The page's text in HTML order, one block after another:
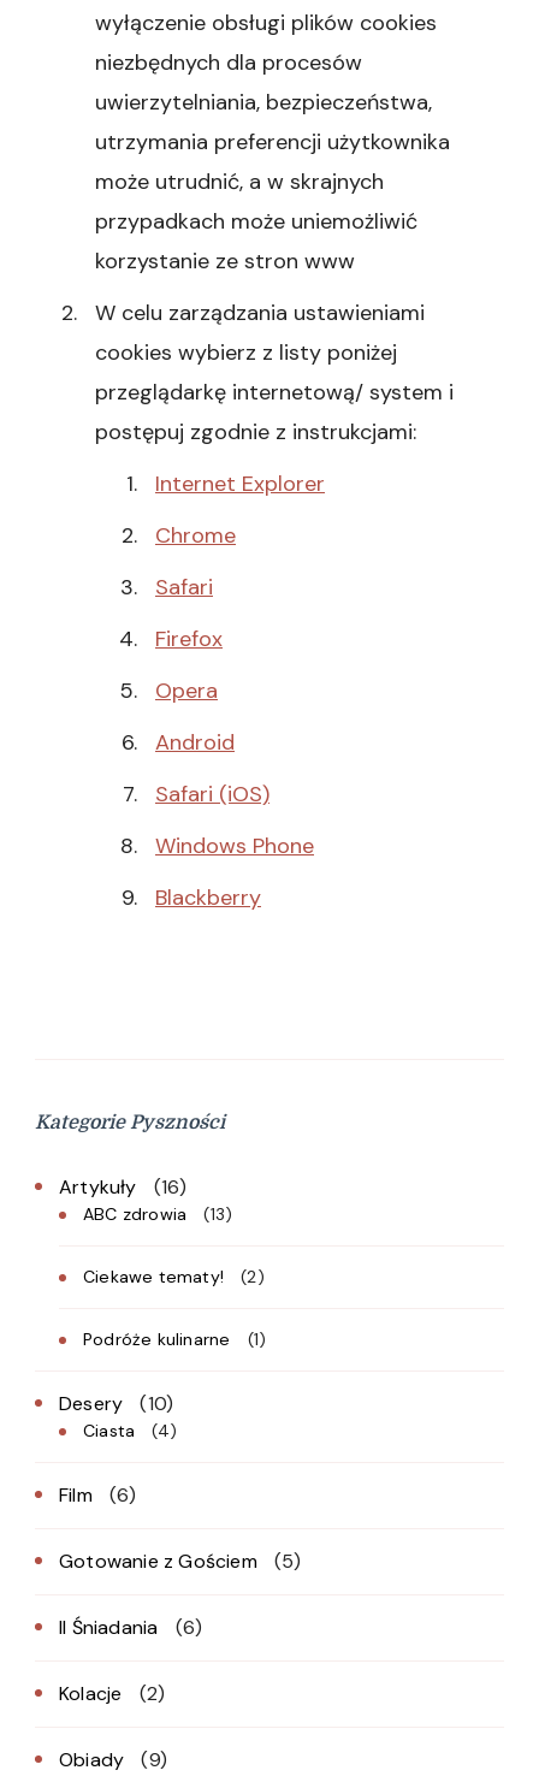
wyłączenie obsługi plików cookies
niezbędnych dla procesów
uwierzytelniania, bezpieczeństwa,
utrzymania preferencji użytkownika
może utrudnić, a w skrajnych
przypadkach może uniemożliwić
korzystanie ze stron www
W celu zarządzania ustawieniami
cookies wybierz z listy poniżej
przeglądarkę internetową/ system i
postępuj zgodnie z instrukcjami:
Internet Explorer
Chrome
Safari
Firefox
Opera
Android
Safari (iOS)
Windows Phone
Blackberry
Kategorie Pyszności
Artykuły (16)
ABC zdrowia (13)
Ciekawe tematy! (2)
Podróże kulinarne (1)
Desery (10)
Ciasta (4)
Film (6)
Gotowanie z Gościem (5)
II Śniadania (6)
Kolacje (2)
Obiady (9)